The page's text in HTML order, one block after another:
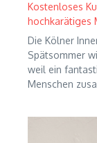
Kostenloses
hochkarätiges
Die Kölner
Spätsommer
weil ein
Menschen